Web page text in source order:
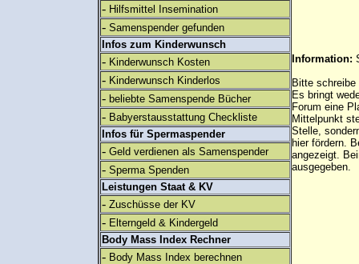
- Hilfsmittel Insemination
- Samenspender gefunden
Infos zum Kinderwunsch
- Kinderwunsch Kosten
- Kinderwunsch Kinderlos
- beliebte Samenspende Bücher
- Babyerstausstattung Checkliste
Infos für Spermaspender
- Geld verdienen als Samenspender
- Sperma Spenden
Leistungen Staat & KV
- Zuschüsse der KV
- Elterngeld & Kindergeld
Body Mass Index Rechner
- Body Mass Index berechnen
Information:
Bitte
Es bringt
Forum eine
Mittelpunkt
Stelle,
hier fördern.
angezeigt.
ausgegeben.